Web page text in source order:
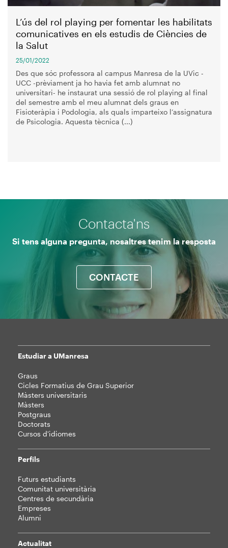
L’ús del rol playing per fomentar les habilitats
comunicatives en els estudis de Ciències de
la Salut
25/01/2022
Des que sóc professora al campus Manresa de la UVic -
UCC -prèviament ja ho havia fet amb alumnat no
universitari- he instaurat una sessió de rol playing al final
del semestre amb el meu alumnat dels graus en
Fisioteràpia i Podologia, als quals imparteixo l’assignatura
de Psicologia. Aquesta tècnica (...)
Contacta'ns
Si tens alguna pregunta, nosaltres tenim la resposta
CONTACTE
Mapa
web
Estudiar a UManresa
Graus
Cicles Formatius de Grau Superior
Màsters universitaris
Màsters
Postgraus
Doctorats
Cursos d'idiomes
Perfils
Futurs estudiants
Comunitat universitària
Centres de secundària
Empreses
Alumni
Actualitat